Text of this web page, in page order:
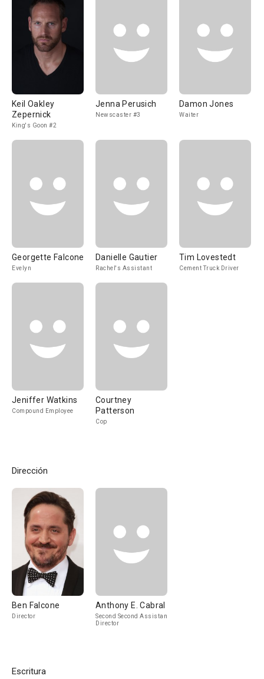
Keil Oakley
Zepernick
King's Goon #2
Jenna Perusich
Newscaster #3
Damon Jones
Waiter
Georgette Falcone
Evelyn
Danielle Gautier
Rachel's Assistant
Tim Lovestedt
Cement Truck Driver
Jeniffer Watkins
Compound Employee
Courtney
Patterson
Cop
Dirección
Ben Falcone
Director
Anthony E. Cabral
Second Second Assistant
Director
Escritura